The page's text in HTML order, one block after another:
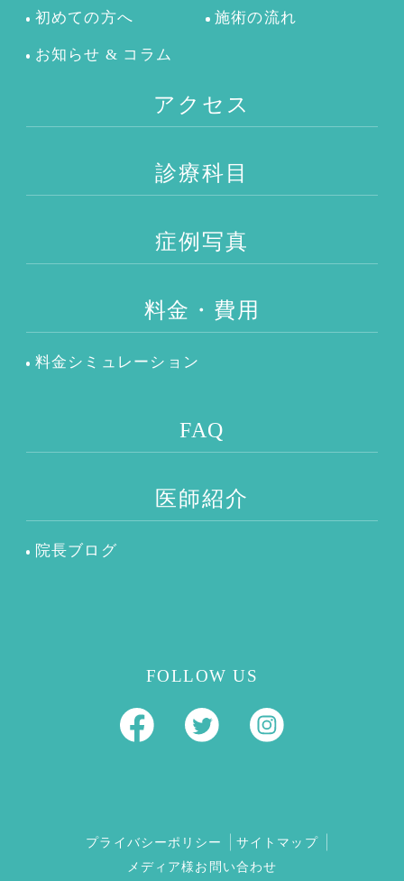
初めての方へ 施術の流れ
お知らせ & コラム
アクセス
診療科目
症例写真
料金・費用
料金シミュレーション
FAQ
医師紹介
院長ブログ
FOLLOW US
プライバシーポリシー
サイトマップ
メディア様お問い合わせ